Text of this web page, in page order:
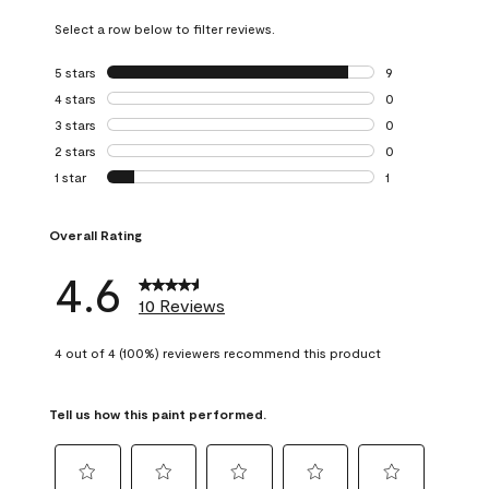
Select a row below to filter reviews.
5 stars stars
9
9 reviews with 5
4 stars stars
0
0 reviews with 4
3 stars stars
0
0 reviews with 3
2 stars stars
0
0 reviews with 2
1 star stars
1
Overall Rating
4.6 10 Reviews
4 out of 4 (100%) reviewers recommend this product
Tell us how this paint performed.